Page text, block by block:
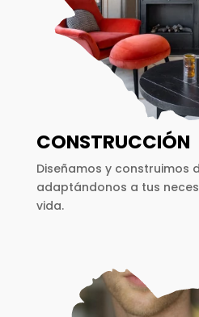
CONSTRUCCIÓN
Diseñamos y construimos
adaptándonos a tus
vida.